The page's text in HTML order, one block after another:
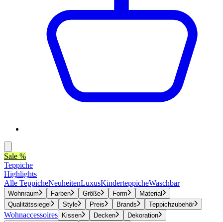
Sale %
Teppiche
Highlights
Alle TeppicheNeuheitenLuxusKinderteppicheWaschbar
Wohnraum Farben Größe Form
Material
Qualitätssiegel
Style Preis Brands Teppichzubehör
Wohnaccessoires Kissen Decken
Dekoration